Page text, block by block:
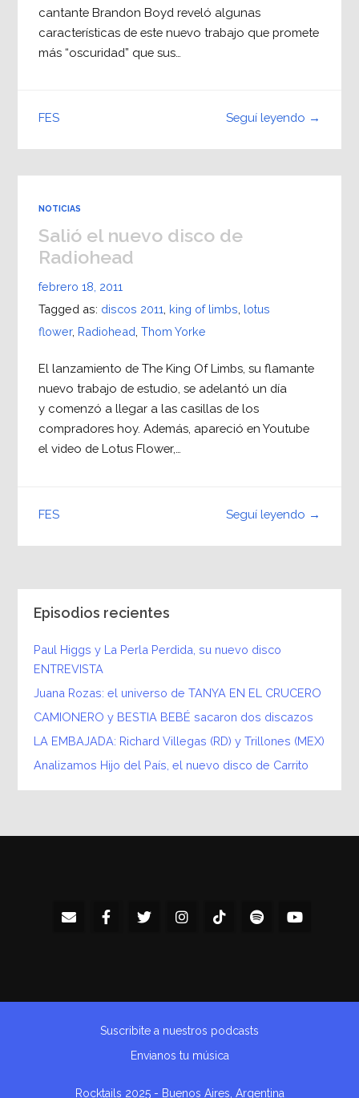
cantante Brandon Boyd reveló algunas
características de este nuevo trabajo que promete
más “oscuridad” que sus…
Seguí leyendo →
FES
NOTICIAS
Salió el nuevo disco de
Radiohead
febrero 18, 2011
Tagged as: discos 2011 king of limbs lotus
flower, Radiohead Thom Yorke
El lanzamiento de The King Of Limbs, su flamante
nuevo trabajo de estudio, se adelantó un día
y comenzó a llegar a las casillas de los
compradores hoy. Además, apareció en Youtube
el video de Lotus Flower,…
Seguí leyendo →
FES
Episodios recientes
Paul Higgs y La Perla Perdida, su nuevo disco
ENTREVISTA
Juana Rozas: el universo de TANYA EN EL CRUCERO
CAMIONERO y BESTIA BEBÉ sacaron dos discazos
LA EMBAJADA: Richard Villegas (RD) y Trillones (MEX)
Analizamos Hijo del País, el nuevo disco de Carrito
Rocktails 2025 - Buenos Aires, Argentina
Suscribite a nuestros podcasts
Envianos tu música